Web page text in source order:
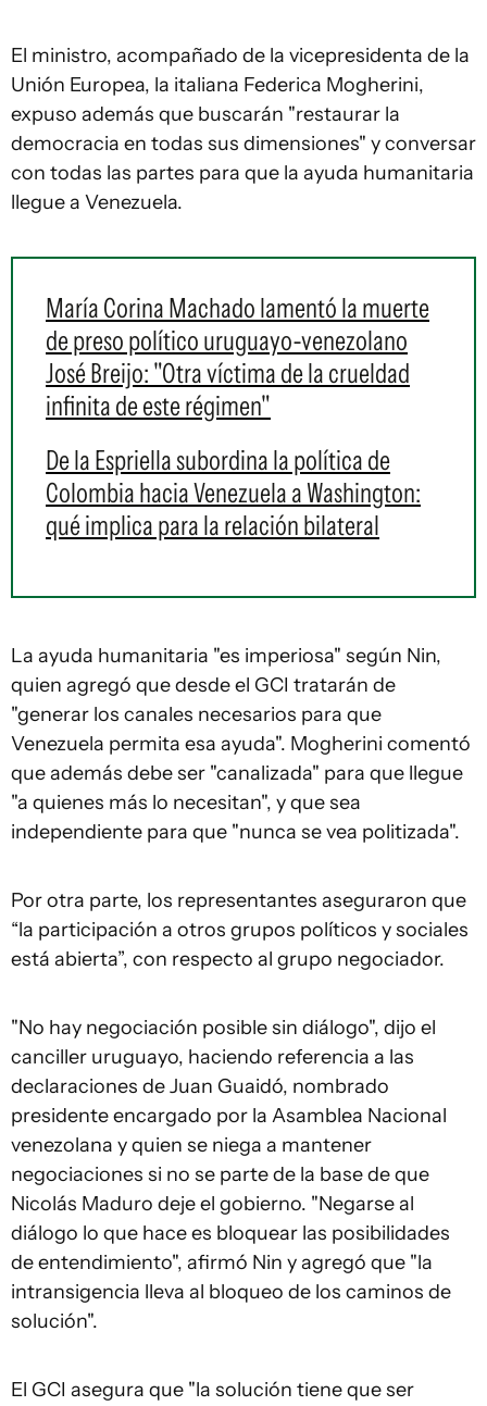
El ministro, acompañado de la vicepresidenta de la
Unión Europea, la italiana Federica Mogherini,
expuso además que buscarán "restaurar la
democracia en todas sus dimensiones" y conversar
con todas las partes para que la ayuda humanitaria
llegue a Venezuela.
María Corina Machado lamentó la muerte
de preso político uruguayo-venezolano
José Breijo: "Otra víctima de la crueldad
infinita de este régimen"
De la Espriella subordina la política de
Colombia hacia Venezuela a Washington:
qué implica para la relación bilateral
La ayuda humanitaria "es imperiosa" según Nin,
quien agregó que desde el GCI tratarán de
"generar los canales necesarios para que
Venezuela permita esa ayuda". Mogherini comentó
que además debe ser "canalizada" para que llegue
"a quienes más lo necesitan", y que sea
independiente para que "nunca se vea politizada".
Por otra parte, los representantes aseguraron que
“la participación a otros grupos políticos y sociales
está abierta”, con respecto al grupo negociador.
"No hay negociación posible sin diálogo", dijo el
canciller uruguayo, haciendo referencia a las
declaraciones de Juan Guaidó, nombrado
presidente encargado por la Asamblea Nacional
venezolana y quien se niega a mantener
negociaciones si no se parte de la base de que
Nicolás Maduro deje el gobierno. "Negarse al
diálogo lo que hace es bloquear las posibilidades
de entendimiento", afirmó Nin y agregó que "la
intransigencia lleva al bloqueo de los caminos de
solución".
El GCI asegura que "la solución tiene que ser